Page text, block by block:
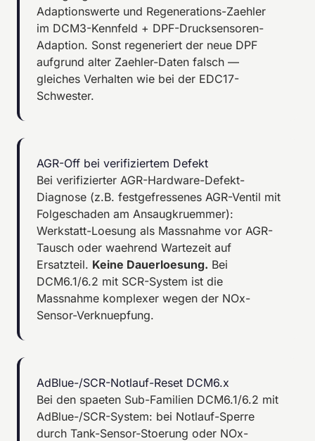
Adaptionswerte und Regenerations-Zaehler
im DCM3-Kennfeld + DPF-Drucksensoren-
Adaption. Sonst regeneriert der neue DPF
aufgrund alter Zaehler-Daten falsch —
gleiches Verhalten wie bei der EDC17-
Schwester.
AGR-Off bei verifiziertem Defekt
Bei verifizierter AGR-Hardware-Defekt-
Diagnose (z.B. festgefressenes AGR-Ventil mit
Folgeschaden am Ansaugkruemmer):
Werkstatt-Loesung als Massnahme vor AGR-
Tausch oder waehrend Wartezeit auf
Ersatzteil. Keine Dauerloesung. Bei
DCM6.1/6.2 mit SCR-System ist die
Massnahme komplexer wegen der NOx-
Sensor-Verknuepfung.
AdBlue-/SCR-Notlauf-Reset DCM6.x
Bei den spaeten Sub-Familien DCM6.1/6.2 mit
AdBlue-/SCR-System: bei Notlauf-Sperre
durch Tank-Sensor-Stoerung oder NOx-